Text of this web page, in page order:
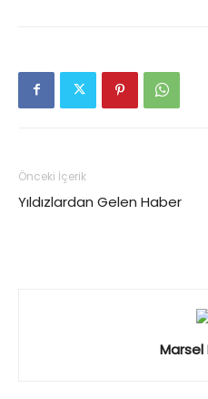
Önceki İçerik
Yıldızlardan Gelen Haber
Marsel